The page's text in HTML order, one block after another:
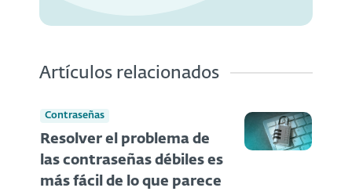
Artículos relacionados
Contraseñas
Resolver el problema de
las contraseñas débiles es
más fácil de lo que parece